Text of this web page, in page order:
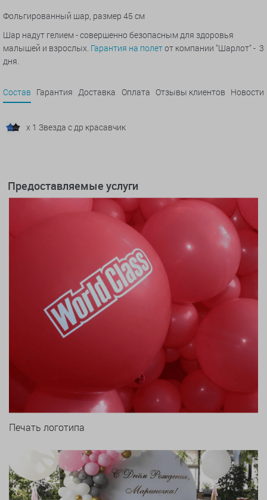
Фольгированный шар, размер 45 см
Шар надут гелием - совершенно безопасным для здоровья
малышей и взрослых. Гарантия на полетот компании "Шарлот" - 3
дня.
Состав Гарантия Доставка Оплата Отзывы клиентов Новости
x 1 Звезда с др красавчик
Предоставляемые услуги
Печать логотипа